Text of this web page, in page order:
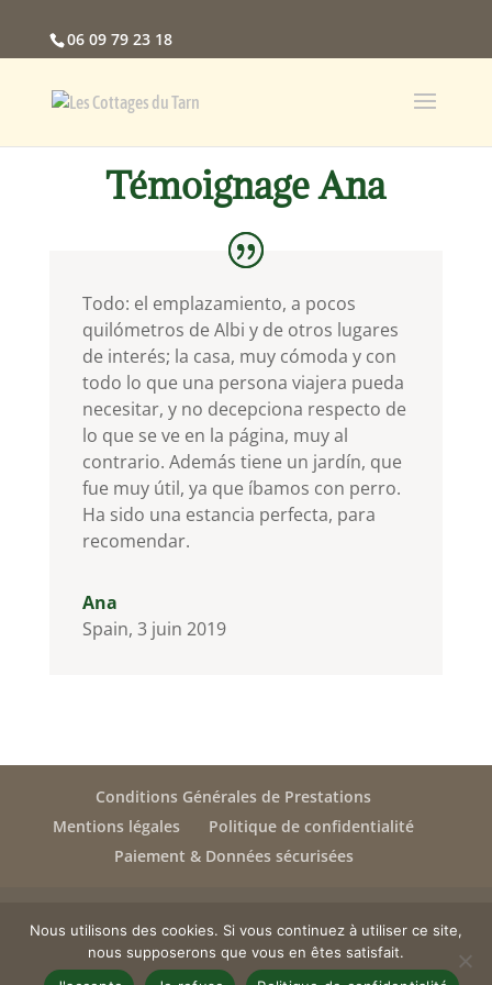
06 09 79 23 18
Témoignage Ana
Todo: el emplazamiento, a pocos
quilómetros de Albi y de otros lugares
de interés; la casa, muy cómoda y con
todo lo que una persona viajera pueda
necesitar, y no decepciona respecto de
lo que se ve en la página, muy al
contrario. Además tiene un jardín, que
fue muy útil, ya que íbamos con perro.
Ha sido una estancia perfecta, para
recomendar.
Ana
Spain, 3 juin 2019
Conditions Générales de Prestations
Mentions légales
Politique de confidentialité
Paiement & Données sécurisées
Copyright © 2019 LES COTTAGES DU TARN | Site by Electra
Nous utilisons des cookies. Si vous continuez à utiliser ce site,
nous supposerons que vous en êtes satisfait.